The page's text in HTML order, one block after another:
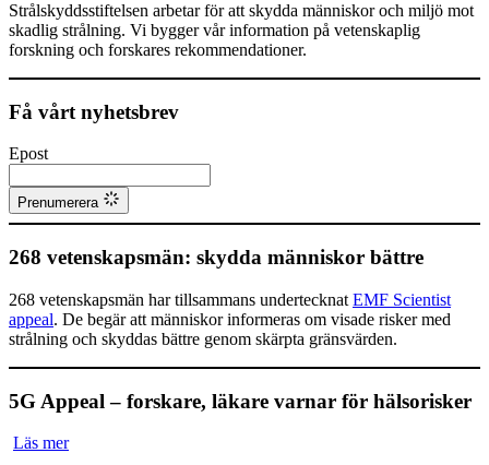
Strålskyddsstiftelsen arbetar för att skydda människor och miljö mot
skadlig strålning. Vi bygger vår information på vetenskaplig
forskning och forskares rekommendationer.
Få vårt nyhetsbrev
Epost
Prenumerera
268 vetenskapsmän: skydda människor bättre
268 vetenskapsmän har tillsammans undertecknat EMF Scientist
appeal. De begär att människor informeras om visade risker med
strålning och skyddas bättre genom skärpta gränsvärden.
5G Appeal – forskare, läkare varnar för hälsorisker
Läs mer